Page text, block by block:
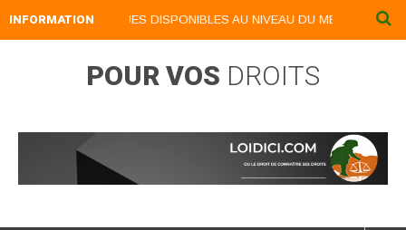
INFORMATION
NUMERIQUES DISPONIBLES AU NIVEAU DU MENU ...NOS
POUR VOS DROITS